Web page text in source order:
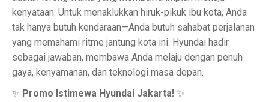
kenyataan. Untuk menaklukkan hiruk-pikuk ibu kota, Anda
tak hanya butuh kendaraan—Anda butuh sahabat perjalanan
yang memahami ritme jantung kota ini. Hyundai hadir
sebagai jawaban, membawa Anda melaju dengan penuh
gaya, kenyamanan, dan teknologi masa depan.
✨ Promo Istimewa Hyundai Jakarta! ✨